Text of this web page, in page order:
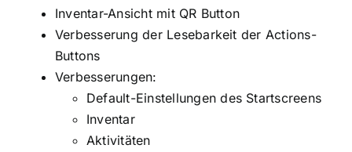
Inventar-Ansicht mit QR Button
Verbesserung der Lesebarkeit der Actions-
Buttons
Verbesserungen:
Default-Einstellungen des Startscreens
Inventar
Aktivitäten